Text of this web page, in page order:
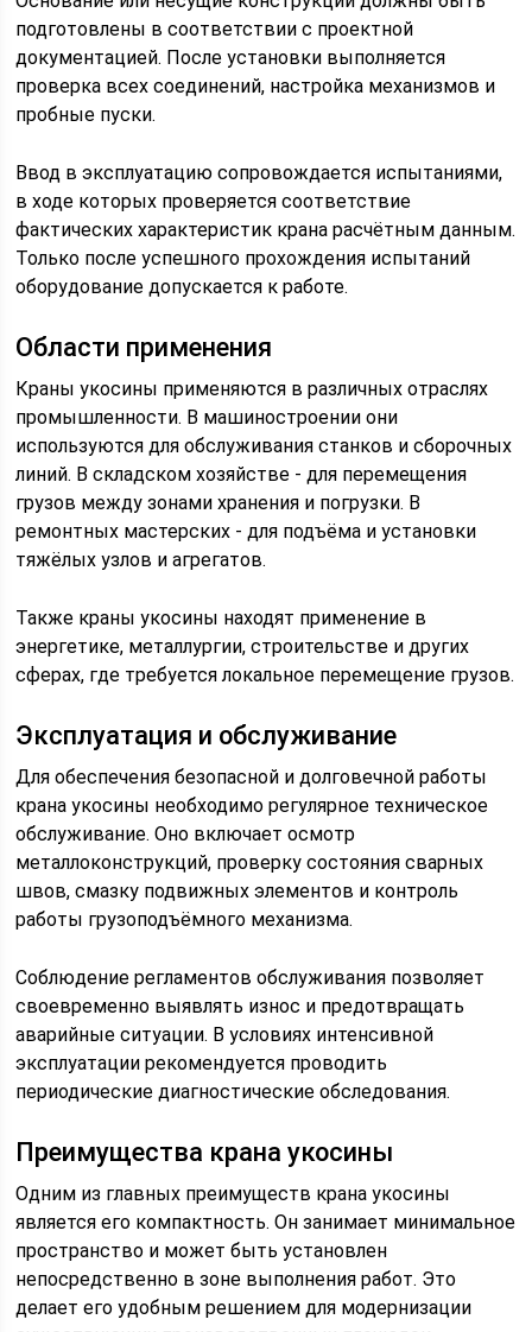
подготовлены в соответствии с проектной
документацией. После установки выполняется
проверка всех соединений, настройка механизмов и
пробные пуски.
Ввод в эксплуатацию сопровождается испытаниями,
в ходе которых проверяется соответствие
фактических характеристик крана расчётным данным.
Только после успешного прохождения испытаний
оборудование допускается к работе.
Области применения
Краны укосины применяются в различных отраслях
промышленности. В машиностроении они
используются для обслуживания станков и сборочных
линий. В складском хозяйстве - для перемещения
грузов между зонами хранения и погрузки. В
ремонтных мастерских - для подъёма и установки
тяжёлых узлов и агрегатов.
Также краны укосины находят применение в
энергетике, металлургии, строительстве и других
сферах, где требуется локальное перемещение грузов.
Эксплуатация и обслуживание
Для обеспечения безопасной и долговечной работы
крана укосины необходимо регулярное техническое
обслуживание. Оно включает осмотр
металлоконструкций, проверку состояния сварных
швов, смазку подвижных элементов и контроль
работы грузоподъёмного механизма.
Соблюдение регламентов обслуживания позволяет
своевременно выявлять износ и предотвращать
аварийные ситуации. В условиях интенсивной
эксплуатации рекомендуется проводить
периодические диагностические обследования.
Преимущества крана укосины
Одним из главных преимуществ крана укосины
является его компактность. Он занимает минимальное
пространство и может быть установлен
непосредственно в зоне выполнения работ. Это
делает его удобным решением для модернизации